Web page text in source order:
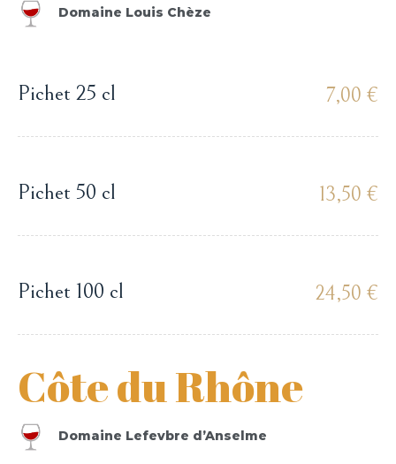
Domaine Louis Chèze
Pichet 25 cl 7,00 €
Pichet 50 cl 13,50 €
Pichet 100 cl 24,50 €
Côte du Rhône
Domaine Lefevbre d’Anselme